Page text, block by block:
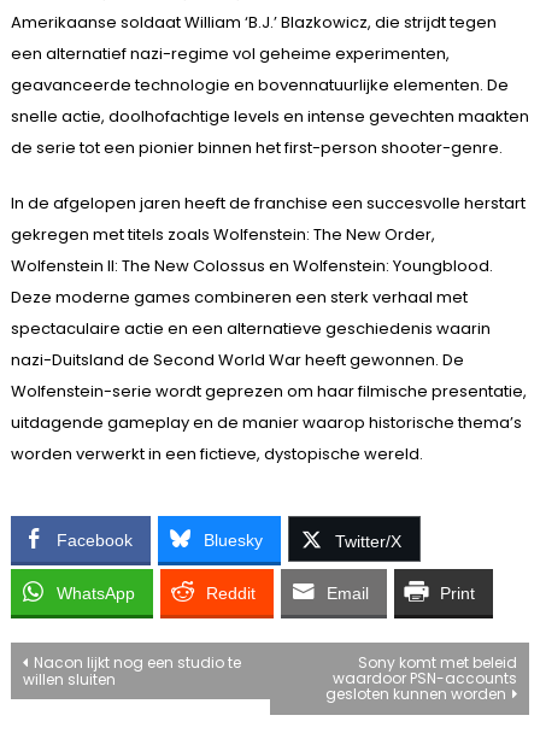
Amerikaanse soldaat William ‘B.J.’ Blazkowicz, die strijdt tegen
een alternatief nazi-regime vol geheime experimenten,
geavanceerde technologie en bovennatuurlijke elementen. De
snelle actie, doolhofachtige levels en intense gevechten maakten
de serie tot een pionier binnen het first-person shooter-genre.
In de afgelopen jaren heeft de franchise een succesvolle herstart
gekregen met titels zoals Wolfenstein: The New Order,
Wolfenstein II: The New Colossus en Wolfenstein: Youngblood.
Deze moderne games combineren een sterk verhaal met
spectaculaire actie en een alternatieve geschiedenis waarin
nazi-Duitsland de Second World War heeft gewonnen. De
Wolfenstein-serie wordt geprezen om haar filmische presentatie,
uitdagende gameplay en de manier waarop historische thema’s
worden verwerkt in een fictieve, dystopische wereld.
Facebook Bluesky Twitter/X
WhatsApp Reddit Email Print
Bericht
Nacon lijkt nog een studio te
willen sluiten
Sony komt met beleid
waardoor PSN-accounts
gesloten kunnen worden